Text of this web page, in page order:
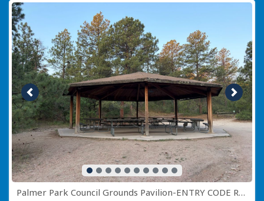
Image précédente Image
Palmer Park Council Grounds Pavilion-ENTRY CODE REQUIRED CALL (719) 385-5941